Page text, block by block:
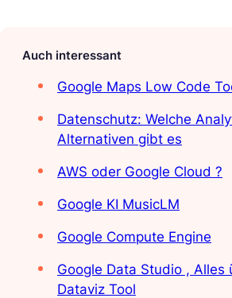
Auch interessant
Google Maps Low Code
Datenschutz: Welche
Alternativen gibt es
AWS oder Google Cloud ?
Google KI MusicLM
Google Compute Engine
Google Data Studio , Alles
Dataviz Tool